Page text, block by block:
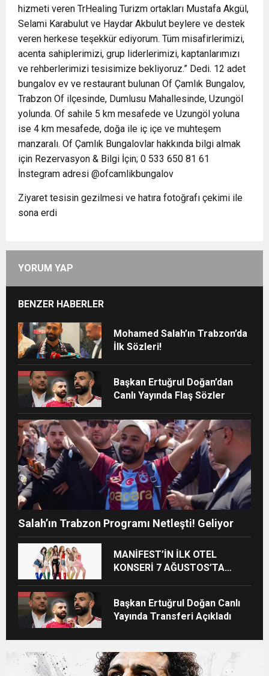
hizmeti veren TrHealing Turizm ortakları Mustafa Akgül,
Selami Karabulut ve Haydar Akbulut beylere ve destek
veren herkese teşekkür ediyorum. Tüm misafirlerimizi,
acenta sahiplerimizi, grup liderlerimizi, kaptanlarımızı
ve rehberlerimizi tesisimize bekliyoruz.” Dedi. 12 adet
bungalov ev ve restaurant bulunan Of Çamlık Bungalov,
Trabzon Of ilçesinde, Dumlusu Mahallesinde, Uzungöl
yolunda. Of sahile 5 km mesafede ve Uzungöl yoluna
ise 4 km mesafede, doğa ile iç içe ve muhteşem
manzaralı. Of Çamlık Bungalovlar hakkında bilgi almak
için Rezervasyon & Bilgi İçin; 0 533 650 81 61
İnstegram adresi @ofcamlikbungalov
Ziyaret tesisin gezilmesi ve hatıra fotoğrafı çekimi ile
sona erdi
YORUM YAP
BENZER HABERLER
Mohamed Salah’ın Trabzon’da
İlk Sözleri!
Başkan Ertuğrul Doğan’dan
Canlı Yayında Flaş Sözler
Salah’ın Trabzon Programı Netleşti! Geliyor
MANİFEST’İN İLK OTEL
KONSERİ 7 AĞUSTOS’TA
Başkan Ertuğrul Doğan Canlı
Yayında Transferi Açıkladı